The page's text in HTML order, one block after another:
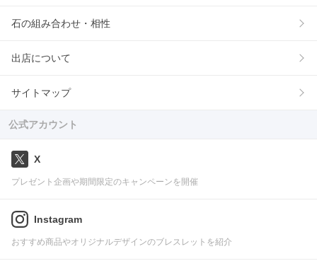
石の組み合わせ・相性
出店について
サイトマップ
公式アカウント
X
プレゼント企画や期間限定のキャンペーンを開催
Instagram
おすすめ商品やオリジナルデザインのブレスレットを紹介